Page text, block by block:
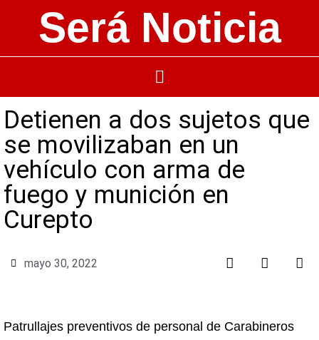
Será Noticia
Detienen a dos sujetos que
se movilizaban en un
vehículo con arma de
fuego y munición en
Curepto
mayo 30, 2022
Patrullajes preventivos de personal de Carabineros